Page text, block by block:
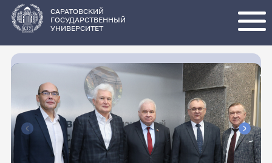
основному
содержанию
САРАТОВСКИЙ
ГОСУДАРСТВЕННЫЙ
УНИВЕРСИТЕТ